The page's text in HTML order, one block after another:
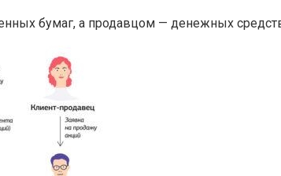
бумаг, а продавцом — денежных